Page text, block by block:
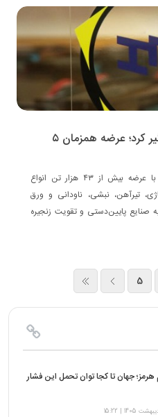
بورس کالا بازار فولاد را غافلگیر کرد؛ عرضه همزمان ۵
بورس کالای ایران روز ششم مرداد با عرضه بیش از ۴۳ هزار تن انواع
تیرآهن، نبشی، ناودانی و ورق
صنایع پایین‌دستی و تقویت زنجیره
5
هرمز؛ جهان تا کجا توان تحمل این فشار